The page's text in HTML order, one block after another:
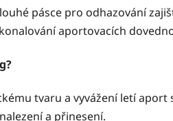
pásce pro odhazování
aportovacích
tvaru a vyvážení letí aport
a přinesení.